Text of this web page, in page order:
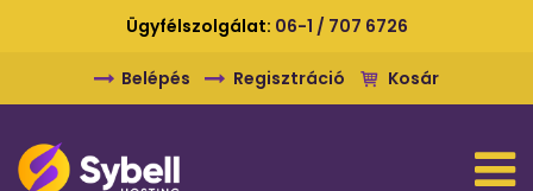
Ügyfélszolgálat: 06-1 / 707 6726
Belépés Regisztráció Kosár